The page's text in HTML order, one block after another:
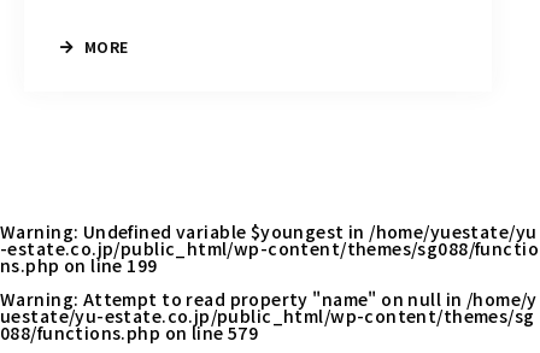
MORE
Warning: Undefined variable $youngest in /home/yuestate/yu
-estate.co.jp/public_html/wp-content/themes/sg088/functio
ns.php on line199
Warning: Attempt to read property "name" on null in /home/y
uestate/yu-estate.co.jp/public_html/wp-content/themes/sg
088/functions.php on line 579